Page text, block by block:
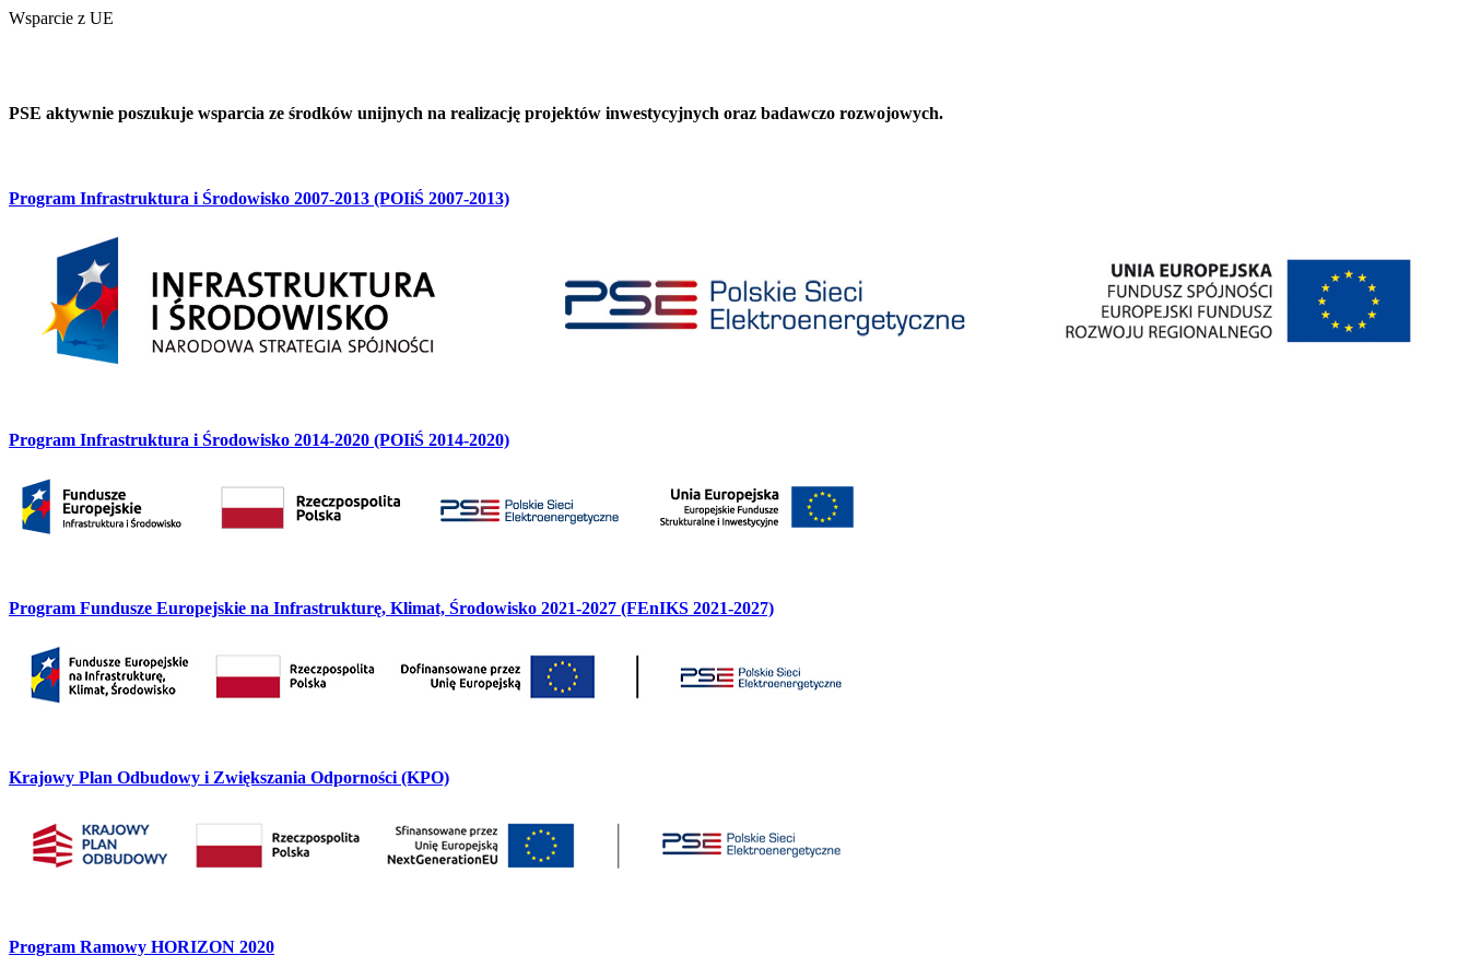
Wsparcie z UE
PSE aktywnie poszukuje wsparcia ze środków unijnych na realizację projektów inwestycyjnych oraz badawczo rozwojowych.
Program Infrastruktura i Środowisko 2007-2013 (POIiŚ 2007-2013)
Program Infrastruktura i Środowisko 2014-2020 (POIiŚ 2014-2020)
Program Fundusze Europejskie na Infrastrukturę, Klimat, Środowisko 2021-2027 (FEnIKS 2021-2027)
Krajowy Plan Odbudowy i Zwiększania Odporności (KPO)
Program Ramowy HORIZON 2020